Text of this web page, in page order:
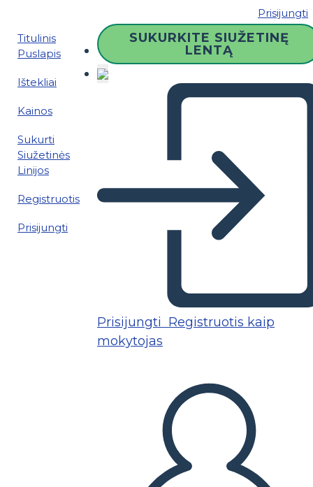
Prisijungti
Titulinis
Puslapis
Ištekliai
Kainos
Sukurti
Siužetinės
Linijos
Registruotis
Prisijungti
SUKURKITE SIUŽETINĘ
LENTĄ
Prisijungti Registruotis kaip
mokytojas